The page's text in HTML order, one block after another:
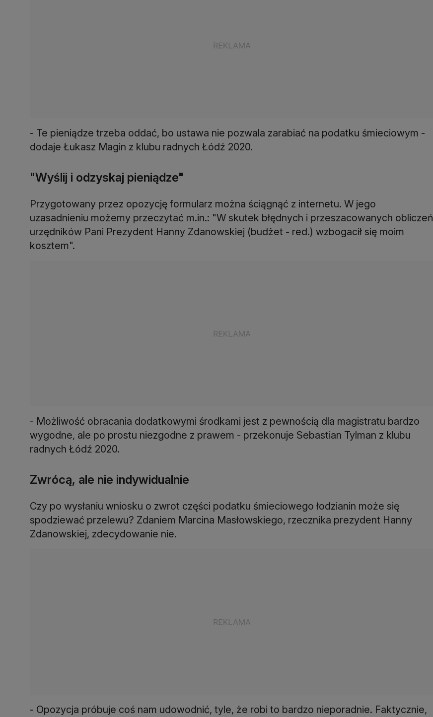
- Te pieniądze trzeba oddać, bo ustawa nie pozwala zarabiać na podatku śmieciowym -
dodaje Łukasz Magin z klubu radnych Łódź 2020.
"Wyślij i odzyskaj pieniądze"
Przygotowany przez opozycję formularz można ściągnąć z internetu. W jego
uzasadnieniu możemy przeczytać m.in.: "W skutek błędnych i przeszacowanych obliczeń
urzędników Pani Prezydent Hanny Zdanowskiej (budżet - red.) wzbogacił się moim
kosztem".
- Możliwość obracania dodatkowymi środkami jest z pewnością dla magistratu bardzo
wygodne, ale po prostu niezgodne z prawem - przekonuje Sebastian Tylman z klubu
radnych Łódź 2020.
Zwrócą, ale nie indywidualnie
Czy po wysłaniu wniosku o zwrot części podatku śmieciowego łodzianin może się
spodziewać przelewu? Zdaniem Marcina Masłowskiego, rzecznika prezydent Hanny
Zdanowskiej, zdecydowanie nie.
- Opozycja próbuje coś nam udowodnić, tyle, że robi to bardzo nieporadnie. Faktycznie,